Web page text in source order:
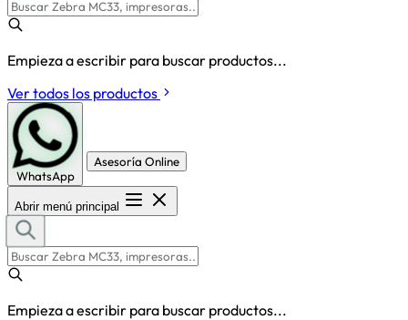
Empieza a escribir para buscar productos...
Ver todos los productos
WhatsApp
Asesoría Online
Abrir menú principal
Empieza a escribir para buscar productos...